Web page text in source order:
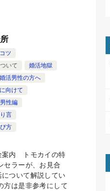
ツ
いて
婚活地獄
婚活男性の方へ
向けて
性編
言
方
案内 トモカイの特
セラーが、お見合
ついて解説してい
方は是非参考にして